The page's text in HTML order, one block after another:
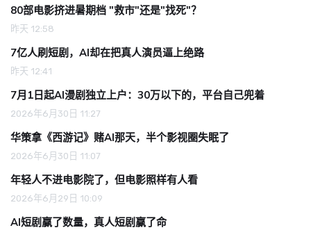
80部电影挤进暑期档 "救市"还是"找死"？
昨天 12:58
7亿人刷短剧，AI却在把真人演员逼上绝路
昨天 12:41
7月1日起AI漫剧独立上户：30万以下的，平台自己兜着
2026年6月30日 11:27
华策拿《西游记》赌AI那天，半个影视圈失眠了
2026年6月30日 11:07
年轻人不进电影院了，但电影照样有人看
2026年6月29日 10:09
AI短剧赢了数量，真人短剧赢了命